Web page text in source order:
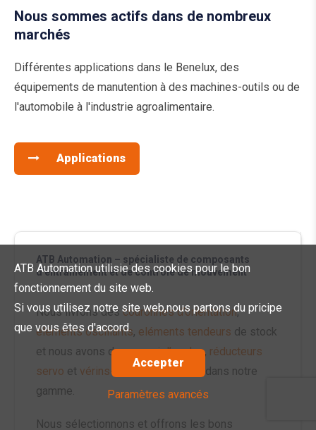
Nous sommes actifs dans de nombreux
marchés
Différentes applications dans le Benelux, des
équipements de manutention à des machines-outils ou de
l'automobile à l'industrie agroalimentaire.
Applications
ATB Automation – spécialiste de composants
d’entraînement et de contrôle de mouvement
Nous livrons descouronnes d’orientation,
eléments oscillants, eléments tendeurs de stock
et nous avons desrenvoi d’angles, réducteurs
servo et vérins-électromecanique
dans notre
gamme.
Nous sélectionnons et offrons les bons
ATB Automation utilisie des cookies pour le bon
fonctionnement du site web.
Si vous utilisez notre site web,nous partons du pricipe
que vous êtes d'accord.
Accepter
Paramètres avancés